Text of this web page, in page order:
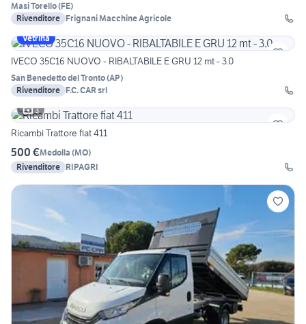
Masi Torello(FE)
Rivenditore Frignani Macchine Agricole
Vetrina
IVECO 35C16 NUOVO - RIBALTABILE E GRU 12 mt - 3.0
San Benedetto del Tronto(AP)
Rivenditore F.C. CAR srl
3
Ricambi Trattore fiat 411
500 €Medolla (MO)
Rivenditore RIPAGRI